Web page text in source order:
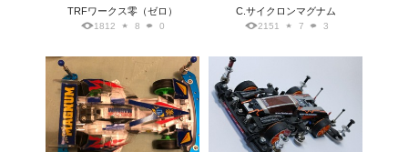
TRFワークス零（ゼロ）
1812 8 0
C.サイクロンマグナム
2151 7 3